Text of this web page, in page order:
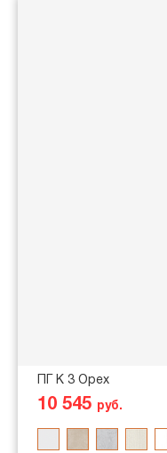
ПГ K 3 Орех
10 545 руб.